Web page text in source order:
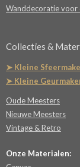
Wanddecoratie voor
Collecties &
➤ Kleine
➤ Kleine
Oude Meesters
Nieuwe Meesters
Vintage & Retro
Onze Materialen: